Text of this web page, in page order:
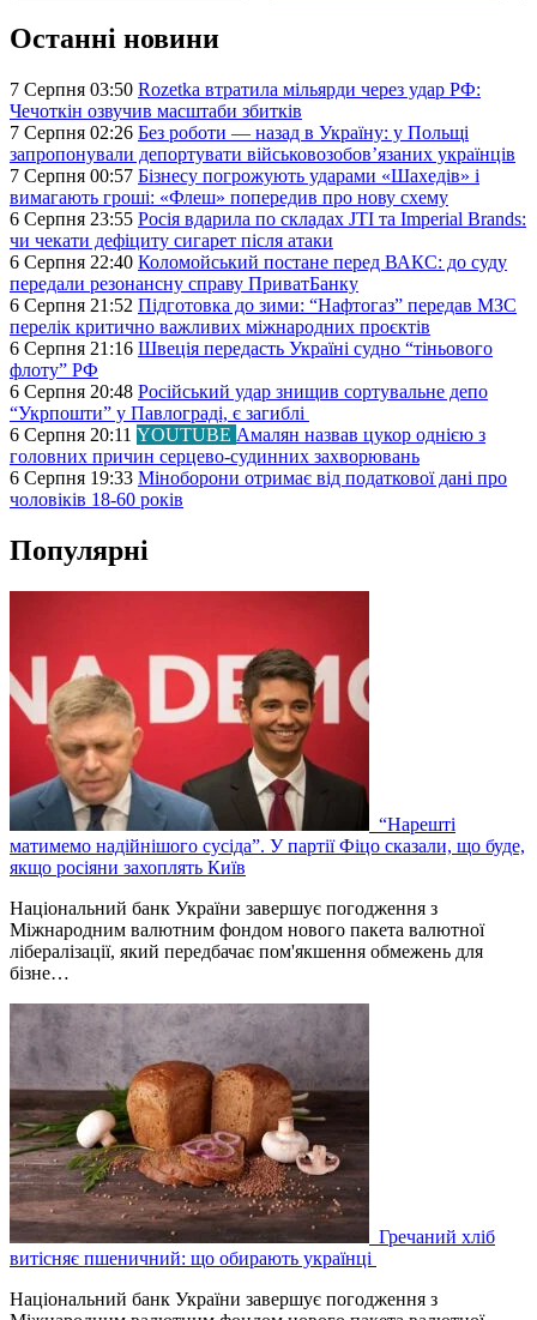
Останні новини
7 Серпня 03:50 Rozetka втратила мільярди через удар РФ:
Чечоткін озвучив масштаби збитків
7 Серпня 02:26 Без роботи — назад в Україну: у Польщі
запропонували депортувати військовозобов’язаних українців
7 Серпня 00:57 Бізнесу погрожують ударами «Шахедів» і
вимагають гроші: «Флеш» попередив про нову схему
6 Серпня 23:55 Росія вдарила по складах JTI та Imperial Brands:
чи чекати дефіциту сигарет після атаки
6 Серпня 22:40 Коломойський постане перед ВАКС: до суду
передали резонансну справу ПриватБанку
6 Серпня 21:52 Підготовка до зими: “Нафтогаз” передав МЗС
перелік критично важливих міжнародних проєктів
6 Серпня 21:16 Швеція передасть Україні судно “тіньового
флоту” РФ
6 Серпня 20:48 Російський удар знищив сортувальне депо
“Укрпошти” у Павлограді, є загиблі
6 Серпня 20:11 YOUTUBE Амалян назвав цукор однією з
головних причин серцево-судинних захворювань
6 Серпня 19:33 Міноборони отримає від податкової дані про
чоловіків 18-60 років
Популярні
“Нарешті
матимемо надійнішого сусіда”. У партії Фіцо сказали, що буде,
якщо росіяни захоплять Київ
Національний банк України завершує погодження з
Міжнародним валютним фондом нового пакета валютної
лібералізації, який передбачає пом'якшення обмежень для
бізне…
Гречаний хліб
витісняє пшеничний: що обирають українці
Національний банк України завершує погодження з